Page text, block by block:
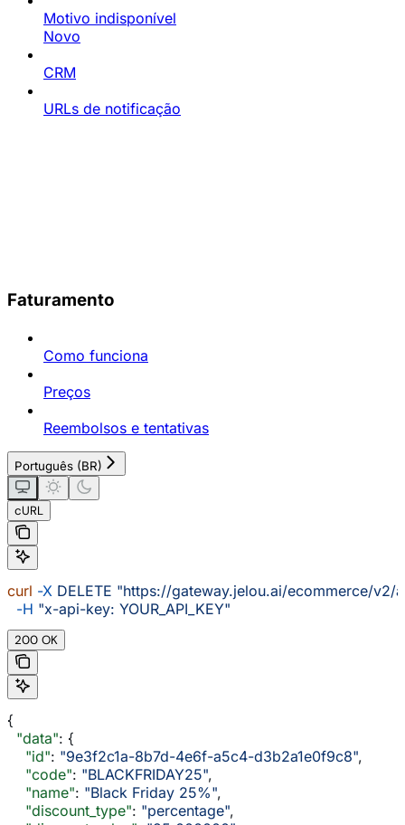
Motivo indisponível
Novo
CRM
URLs de notificação
Faturamento
Como funciona
Preços
Reembolsos e tentativas
Português (BR)
cURL
curl -X DELETE "https://gateway.jelou.ai/ecommerce/
  -H
"x-api-key: YOUR_API_KEY"
200 OK
{
  "data"
: {
    "id"
: "9e3f2c1a-8b7d-4e6f-a5c4-d3b2a1e0f9c8",
    "code"
: "BLACKFRIDAY25",
    "name"
: "Black Friday 25%",
    "discount_type"
: "percentage",